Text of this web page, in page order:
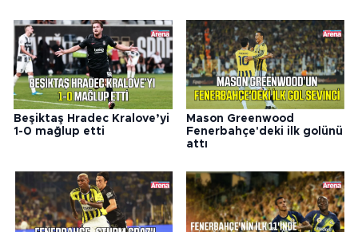
Beşiktaş Hradec Kralove’yi
1-0 mağlup etti
Mason Greenwood
Fenerbahçe'deki ilk golünü
attı